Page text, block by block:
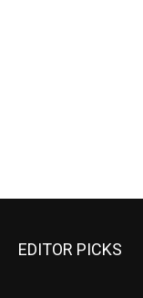
EDITOR PICKS